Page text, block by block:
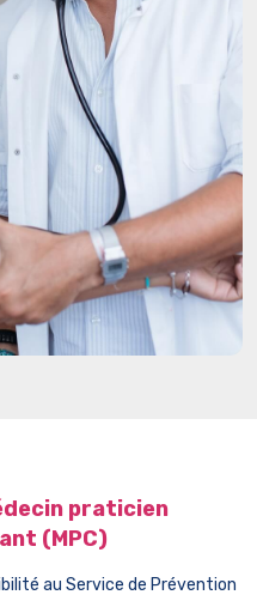
praticien
(MPC)
au Service de Prévention